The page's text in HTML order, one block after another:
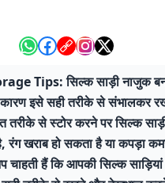
Tips: सिल्क साड़ी नाजुक
इसे सही तरीके से संभालकर
तरीके से स्टोर करने पर सिल्क
खराब हो सकता है या कपड़ा
चाहती हैं कि आपकी सिल्क